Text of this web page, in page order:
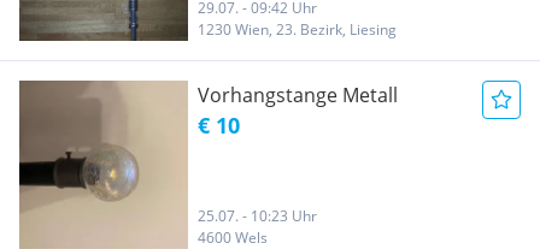
29.07. - 09:42 Uhr
1230 Wien, 23. Bezirk, Liesing
Vorhangstange Metall
€ 10
25.07. - 10:23 Uhr
4600 Wels